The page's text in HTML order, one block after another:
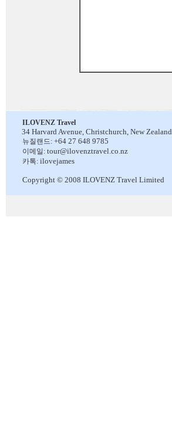
ILOVENZ Travel
34 Harvard Avenue, Christchurch, New Zealand
뉴질랜드: +64 27 648 9785
이메일: tour@ilovenztravel.co.nz
카톡: ilovejames
Copyright © 2008 ILOVENZ Travel Limited